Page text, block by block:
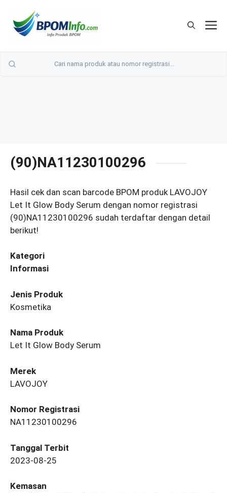
(90)NA11230100296
Hasil cek dan scan barcode BPOM produk LAVOJOY
Let It Glow Body Serum dengan nomor registrasi
(90)NA11230100296 sudah terdaftar dengan detail
berikut!
Kategori
Informasi
Jenis Produk
Kosmetika
Nama Produk
Let It Glow Body Serum
Merek
LAVOJOY
Nomor Registrasi
NA11230100296
Tanggal Terbit
2023-08-25
Kemasan